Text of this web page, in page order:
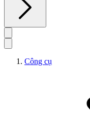
Công cụ